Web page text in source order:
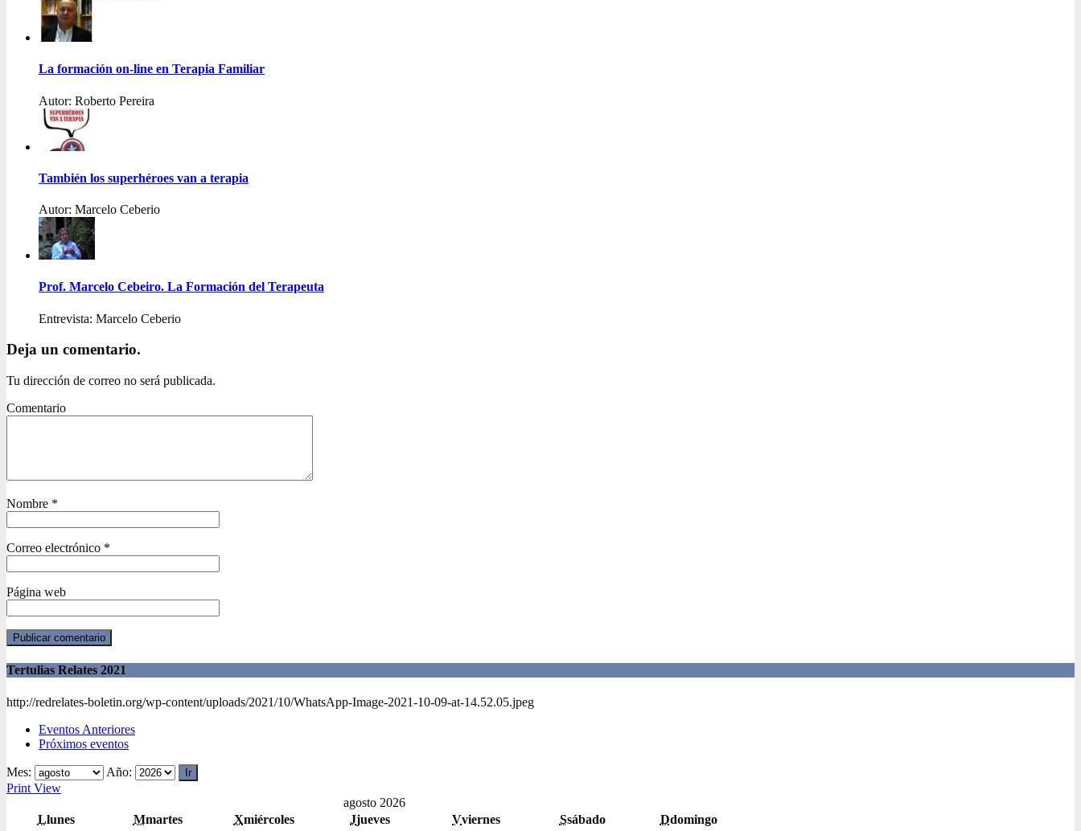
La formación on-line en Terapia Familiar
Autor: Roberto Pereira
También los superhéroes van a terapia
Autor: Marcelo Ceberio
Prof. Marcelo Cebeiro. La Formación del Terapeuta
Entrevista: Marcelo Ceberio
Deja un comentario.
Tu dirección de correo no será publicada.
Comentario
Nombre *
Correo electrónico *
Página web
Tertulias Relates 2021
http://redrelates-boletin.org/wp-content/uploads/2021/10/WhatsApp-Image-2021-10-09-at-14.52.05.jpeg
Eventos Anteriores
Próximos eventos
Mes:
Año:
Print View
agosto 2026
Llunes Mmartes Xmiércoles Jjueves Vviernes Ssábado Ddomingo